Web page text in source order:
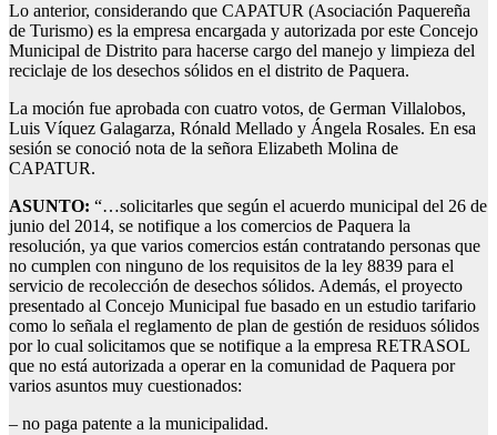
Lo anterior, considerando que CAPATUR (Asociación Paquereña
de Turismo) es la empresa encargada y autorizada por este Concejo
Municipal de Distrito para hacerse cargo del manejo y limpieza del
reciclaje de los desechos sólidos en el distrito de Paquera.
La moción fue aprobada con cuatro votos, de German Villalobos,
Luis Víquez Galagarza, Rónald Mellado y Ángela Rosales. En esa
sesión se conoció nota de la señora Elizabeth Molina de
CAPATUR.
ASUNTO: “…solicitarles que según el acuerdo municipal del 26 de
junio del 2014, se notifique a los comercios de Paquera la
resolución, ya que varios comercios están contratando personas que
no cumplen con ninguno de los requisitos de la ley 8839 para el
servicio de recolección de desechos sólidos. Además, el proyecto
presentado al Concejo Municipal fue basado en un estudio tarifario
como lo señala el reglamento de plan de gestión de residuos sólidos
por lo cual solicitamos que se notifique a la empresa RETRASOL
que no está autorizada a operar en la comunidad de Paquera por
varios asuntos muy cuestionados:
– no paga patente a la municipalidad.